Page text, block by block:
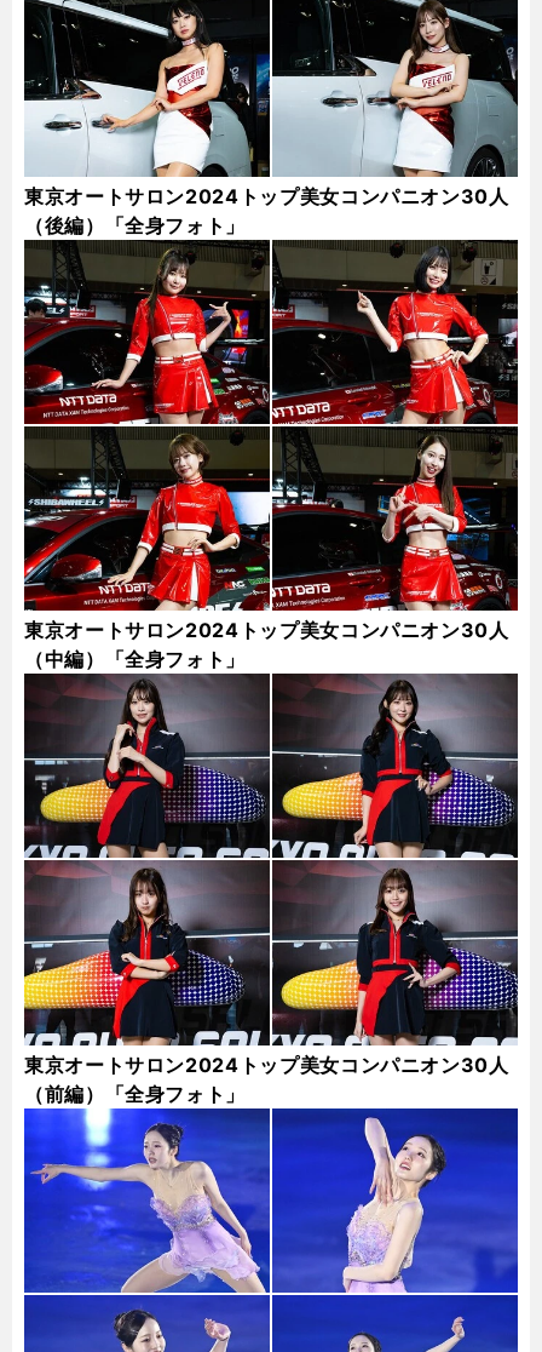
東京オートサロン2024トップ美女コンパニオン30人
（後編）「全身フォト」
東京オートサロン2024トップ美女コンパニオン30人
（中編）「全身フォト」
東京オートサロン2024トップ美女コンパニオン30人
（前編）「全身フォト」